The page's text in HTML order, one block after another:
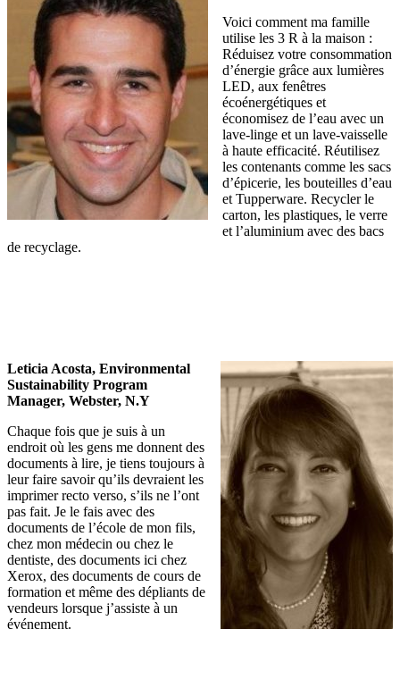
Voici comment ma famille
utilise les 3 R à la maison :
Réduisez votre consommation
d’énergie grâce aux lumières
LED, aux fenêtres
écoénergétiques et
économisez de l’eau avec un
lave-linge et un lave-vaisselle
à haute efficacité. Réutilisez
les contenants comme les sacs
d’épicerie, les bouteilles d’eau
et Tupperware. Recycler le
carton, les plastiques, le verre
et l’aluminium avec des bacs
de recyclage.
Leticia Acosta, Environmental
Sustainability Program
Manager, Webster, N.Y
Chaque fois que je suis à un
endroit où les gens me donnent des
documents à lire, je tiens toujours à
leur faire savoir qu’ils devraient les
imprimer recto verso, s’ils ne l’ont
pas fait. Je le fais avec des
documents de l’école de mon fils,
chez mon médecin ou chez le
dentiste, des documents ici chez
Xerox, des documents de cours de
formation et même des dépliants de
vendeurs lorsque j’assiste à un
événement.